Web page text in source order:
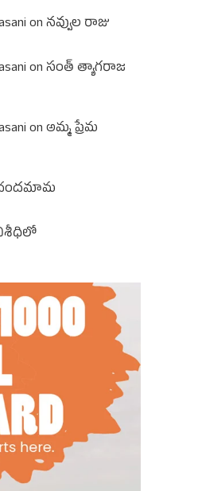
on నవ్వుల రాజు
on సంత్ త్యాగరాజ
on అమ్మ ప్రేమ